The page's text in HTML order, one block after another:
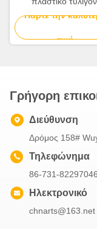
έγγραφο
Πάρτε την
τιμή
Γρήγορη
Διεύθυνση
Δρόμος 158#
Τηλεφώνημα
86-731-82297046
Ηλεκτρονικό
chnarts@163.net